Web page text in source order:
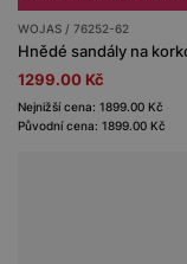
WOJAS / 76252-62
1299.00 Kč
Nejnižší cena: 1899.00 Kč
Původní cena: 1899.00 Kč